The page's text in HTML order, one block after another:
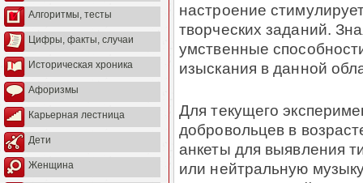
Алгоритмы, тесты
Цифры, факты, случаи
Историческая хроника
Афоризмы
Карьерная лестница
Дети
Женщина
настроение
творческих заданий.
умственные
изыскания в данной
Для текущего
добровольцев в
анкеты для выявления
или нейтральную